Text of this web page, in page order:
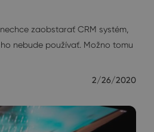
zaobstarať CRM systém,
nebude používať. Možno tomu
2/26/2020